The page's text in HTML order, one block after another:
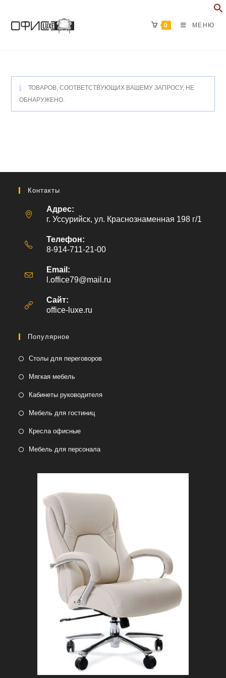
0 МЕНЮ
ТОВАРОВ, СООТВЕТСТВУЮЩИХ ВАШЕМУ ЗАПРОСУ, НЕ
ОБНАРУЖЕНО.
Контакты
Адрес:
г. Уссурийск, ул. Краснознаменная 198 г/1
Телефон:
8-914-711-21-00
Email:
l.office79@mail.ru
Сайт:
office-luxe.ru
Популярное
Столы для переговоров
Мягкая мебель
Кабинеты руководителя
Мебель для гостиниц
Кресла офисные
Мебель для персонала